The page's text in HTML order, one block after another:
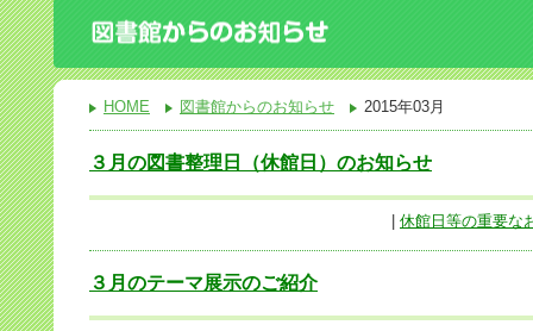
HOME 図書館からのお知らせ 2015年03月
３月の図書整理日（休館日）のお知らせ
休館日等の重要な
３月のテーマ展示のご紹介